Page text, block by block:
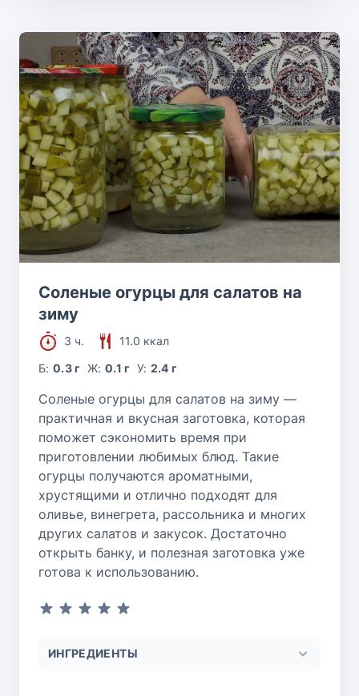
Соленые огурцы для салатов на
зиму
3 ч.
11.0 ккал
Б:0.3 г Ж: 0.1 г У: 2.4 г
Соленые огурцы для салатов на зиму —
практичная и вкусная заготовка, которая
поможет сэкономить время при
приготовлении любимых блюд. Такие
огурцы получаются ароматными,
хрустящими и отлично подходят для
оливье, винегрета, рассольника и многих
других салатов и закусок. Достаточно
открыть банку, и полезная заготовка уже
готова к использованию.
ИНГРЕДИЕНТЫ